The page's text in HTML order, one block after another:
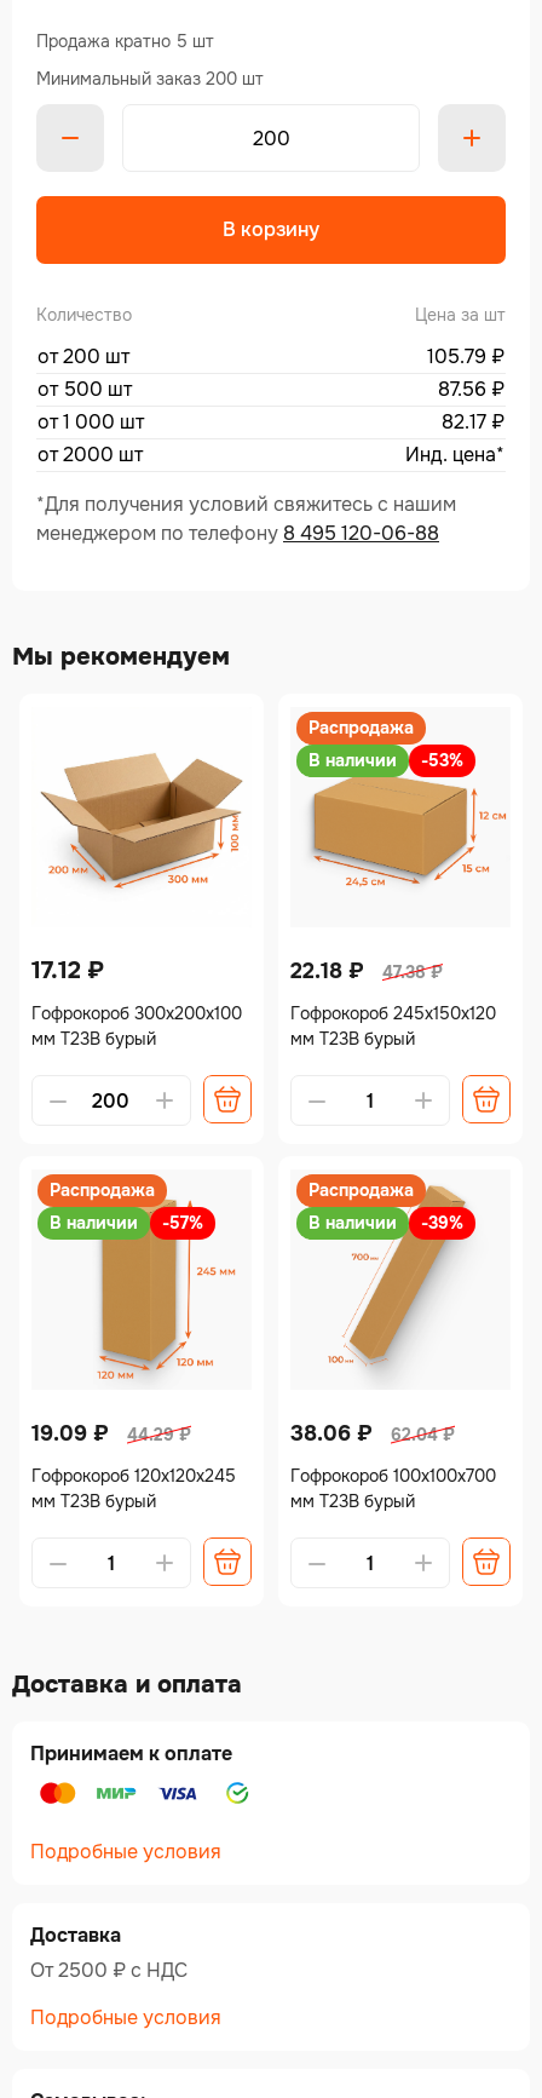
Продажа кратно 5 шт
Минимальный заказ 200 шт
В корзину
Количество Цена за шт
от 200 шт 105.79 ₽
от 500 шт
87.56 ₽
от 1 000 шт
82.17 ₽
от 2000 шт
Инд. цена*
*Для получения условий свяжитесь с нашим
менеджером по телефону 8 495 120-06-88
Мы рекомендуем
17.12 ₽
Гофрокороб 300х200х100
мм Т23В бурый
Alternative:
Распродажа
В наличии
-53%
22.18₽ 47.38₽
Гофрокороб 245х150х120
мм Т23В бурый
Alternative:
Распродажа
В наличии
-57%
19.09₽ 44.29₽
Гофрокороб 120х120х245
мм Т23В бурый
Alternative:
Распродажа
В наличии
-39%
38.06₽ 62.04₽
Гофрокороб 100х100х700
мм Т23В бурый
Alternative:
Доставка и оплата
Принимаем к оплате
Подробные условия
Доставка
От 2500 ₽ c НДС
Подробные условия